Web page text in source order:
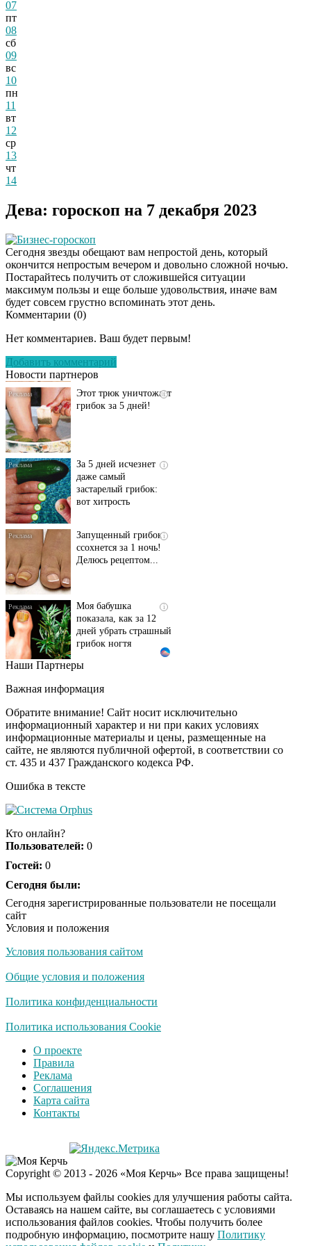
07
пт
08
сб
09
вс
10
пн
11
вт
12
ср
13
чт
14
Дева: гороскоп на 7 декабря 2023
Бизнес-гороскоп
Сегодня звезды обещают вам непростой день, который
окончится непростым вечером и довольно сложной ночью.
Постарайтесь получить от сложившейся ситуации
максимум пользы и еще больше удовольствия, иначе вам
будет совсем грустно вспоминать этот день.
Комментарии (0)
Нет комментариев. Ваш будет первым!
Добавить комментарий
Новости партнеров
Даже самый
исчезнет с корнем,
грибок за 5 дней!
даже самый
застарелый грибок:
вот хитрость
ссохнется за 1 ночь!
Делюсь рецептом...
показала, как за 12
дней убрать страшный
грибок ногтя
Этот танец невесты
Пересмотрела 10 раз
i
Ролик длится пару
секунд, но вы будете в
шоке от увиденного
Ролик из Омска: вы
Ржу не переставая, это
не раз
Скрытая камера на
люди вытворяют, когда
Ролик длится
смеяться вы будете
Королева вагона
отожгла! Видео не
оставит равнодушным
Петербурге мальчика
ждут проверки
Наши Партнеры
Важная информация
Обратите внимание! Сайт носит исключительно
информационный характер и ни при каких условиях
информационные материалы и цены, размещенные на
сайте, не являются публичной офертой, в соответствии со
ст. 435 и 437 Гражданского кодекса РФ.
Ошибка в тексте
Кто онлайн?
Пользователей: 0
Гостей: 0
Сегодня были:
Сегодня зарегистрированные пользователи не посещали
сайт
Условия и положения
Условия пользования сайтом
Общие условия и положения
Политика конфиденциальности
Политика использования Cookie
О проекте
Правила
Реклама
Соглашения
Карта сайта
Контакты
Copyright © 2013 - 2026 «Моя Керчь» Все права защищены!
Мы используем файлы cookies для улучшения работы сайта.
Оставаясь на нашем сайте, вы соглашаетесь с условиями
использования файлов cookies. Чтобы получить более
подробную информацию, посмотрите нашу Политику